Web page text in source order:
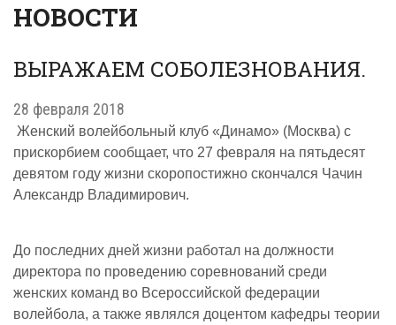
НОВОСТИ
ВЫРАЖАЕМ СОБОЛЕЗНОВАНИЯ.
28 февраля 2018
Женский волейбольный клуб «Динамо» (Москва) с
прискорбием сообщает, что 27 февраля на пятьдесят
девятом году жизни скоропостижно скончался Чачин
Александр Владимирович.
До последних дней жизни работал на должности
директора по проведению соревнований среди
женских команд во Всероссийской федерации
волейбола, а также являлся доцентом кафедры теории